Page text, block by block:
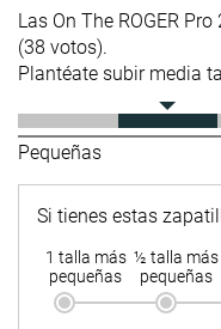
Las On The ROGER Pro
(38 votos).
Plantéate subir media
Pequeñas
Si tienes estas
1 talla más
pequeñas
½ talla más
pequeñas